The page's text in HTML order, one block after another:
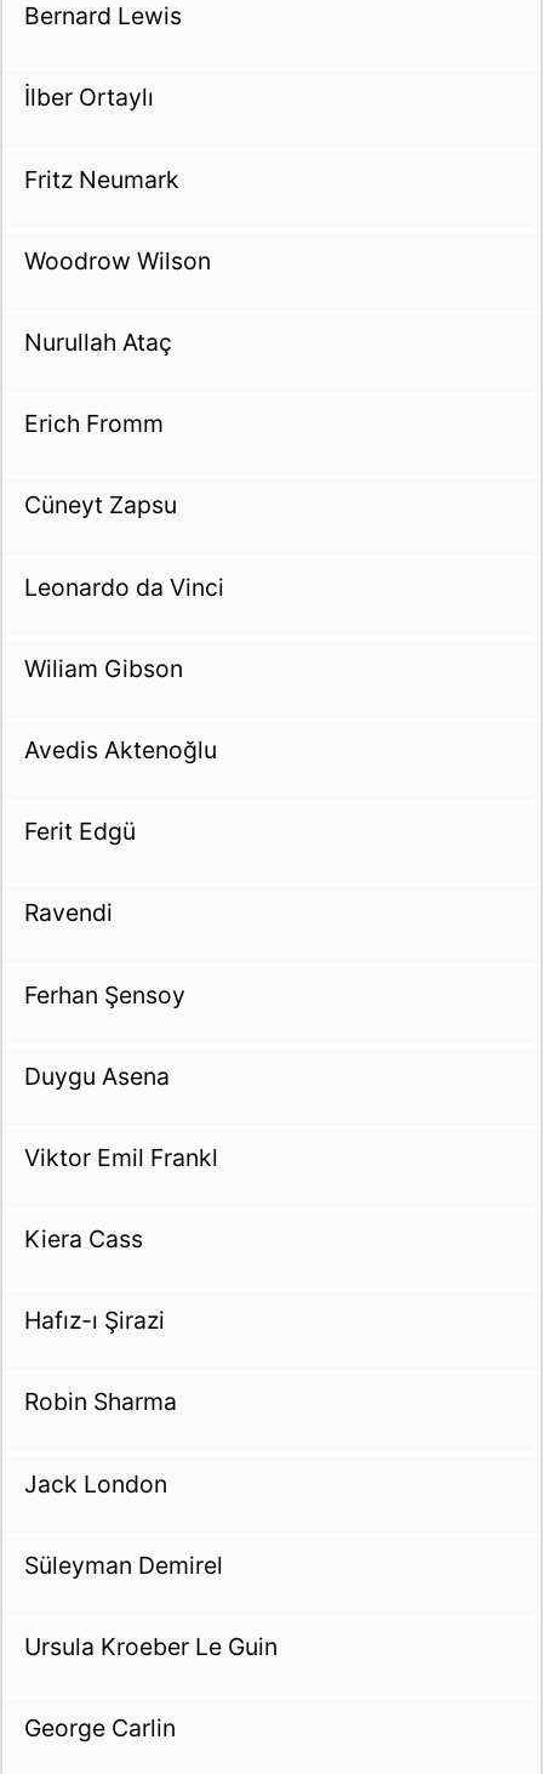
Bernard Lewis
İlber Ortaylı
Fritz Neumark
Woodrow Wilson
Nurullah Ataç
Erich Fromm
Cüneyt Zapsu
Leonardo da Vinci
Wiliam Gibson
Avedis Aktenoğlu
Ferit Edgü
Ravendi
Ferhan Şensoy
Duygu Asena
Viktor Emil Frankl
Kiera Cass
Hafız-ı Şirazi
Robin Sharma
Jack London
Süleyman Demirel
Ursula Kroeber Le Guin
George Carlin